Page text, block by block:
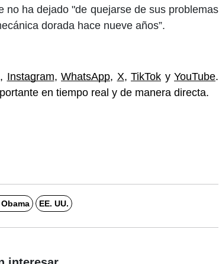
no ha dejado "de quejarse de sus problemas
dorada hace nueve años”.
, Instagram, WhatsApp, X, TikTok y YouTube.
en tiempo real y de manera directa.
EE. UU.